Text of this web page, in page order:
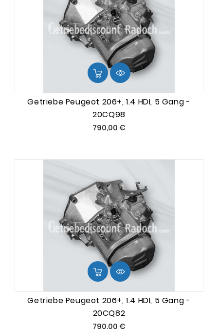
Getriebe Peugeot 206+, 1.4 HDI, 5 Gang -
20CQ98
790,00 €
Getriebe Peugeot 206+, 1.4 HDI, 5 Gang -
20CQ82
790,00 €